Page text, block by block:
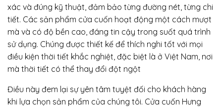
xác và đúng kỹ thuật, đảm bảo từng đường nét, từng chi
tiết. Các sản phẩm cửa cuốn hoạt động một cách mượt
mà và có độ bền cao, đáng tin cậy trong suốt quá trình
sử dụng. Chúng được thiết kế để thích nghi tốt với mọi
điều kiện thời tiết khắc nghiệt, đặc biệt là ở Việt Nam, nơi
mà thời tiết có thể thay đổi đột ngột
Điều này đem lại sự yên tâm tuyệt đối cho khách hàng
khi lựa chọn sản phẩm của chúng tôi. Cửa cuốn Hưng